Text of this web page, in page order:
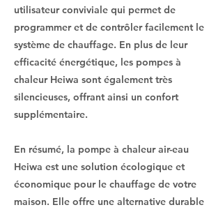
utilisateur conviviale qui permet de
programmer et de contrôler facilement le
système de chauffage. En plus de leur
efficacité énergétique, les pompes à
chaleur Heiwa sont également très
silencieuses, offrant ainsi un confort
supplémentaire.
En résumé, la pompe à chaleur air-eau
Heiwa est une solution écologique et
économique pour le chauffage de votre
maison. Elle offre une alternative durable